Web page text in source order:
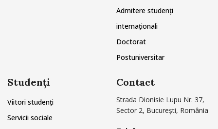
Admitere studenți
internaționali
Doctorat
Postuniversitar
Studenți
Viitori studenți
Servicii sociale
Contact
Strada Dionisie Lupu Nr. 37,
Sector 2, București, România